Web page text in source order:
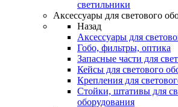
светильники
Аксессуары для светового
Назад
Аксессуары для
Гобо, фильтры, оптика
Запасные части для
Кейсы для светового
Крепления для
Стойки, штативы для
оборудования